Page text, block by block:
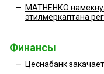
— МАТНЕНКО
этилмеркаптана
Финансы
— Цеснабанк